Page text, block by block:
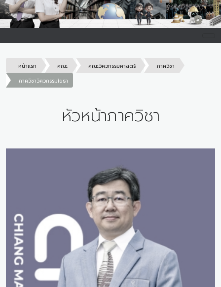
หน้าแรก คณะ คณะวิศวกรรมศาสตร์
ภาควิชา
ภาควิชาวิศวกรรมโยธา
หัวหน้าภาควิชา